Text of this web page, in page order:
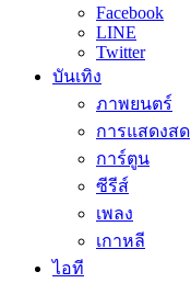
Facebook
LINE
Twitter
บันเทิง
ภาพยนตร์
การแสดงสด
การ์ตูน
ซีรีส์
เพลง
เกาหลี
ไอที